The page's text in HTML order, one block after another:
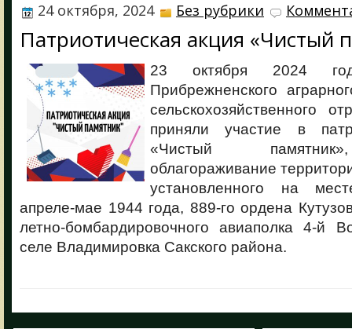
24 октября, 2024 Без рубрики
Патриотическая акция «Чистый
23 октября 2024
Прибрежненского
сельскохозяйственного
приняли участие в
«Чистый
облагораживание
установленного на
апреле-мае 1944 года, 889-го ордена
летно-бомбардировочного авиаполка 4-й
селе Владимировка Сакского района.